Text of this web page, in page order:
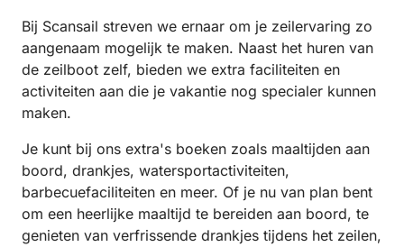
Bij Scansail streven we ernaar om je zeilervaring zo
aangenaam mogelijk te maken. Naast het huren van
de zeilboot zelf, bieden we extra faciliteiten en
activiteiten aan die je vakantie nog specialer kunnen
maken.
Je kunt bij ons extra's boeken zoals maaltijden aan
boord, drankjes, watersportactiviteiten,
barbecuefaciliteiten en meer. Of je nu van plan bent
om een heerlijke maaltijd te bereiden aan boord, te
genieten van verfrissende drankjes tijdens het zeilen,